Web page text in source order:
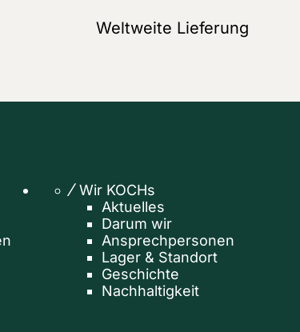
Weltweite Lieferung
Wir KOCHs
Aktuelles
Darum wir
Ansprechpersonen
Lager & Standort
Geschichte
Nachhaltigkeit